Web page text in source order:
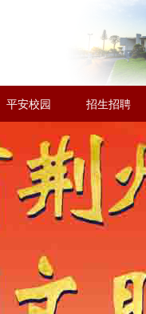
平安校园 招生招聘